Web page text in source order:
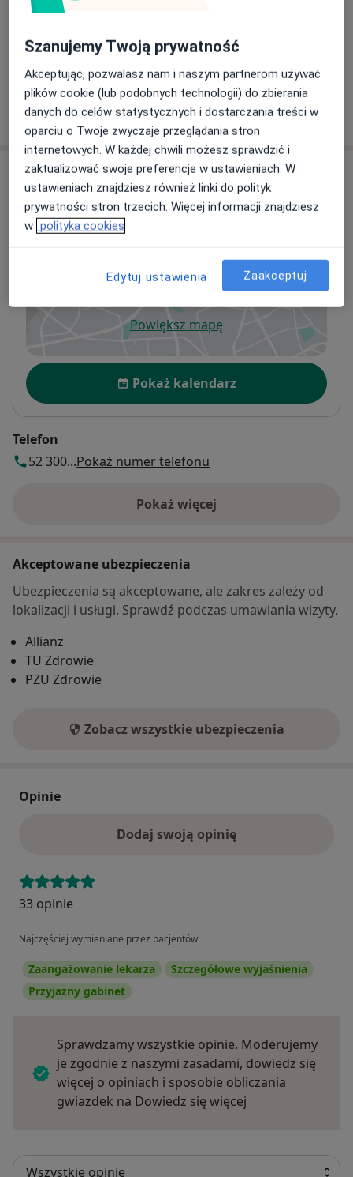
Od 450 zł Szczegóły
W jaki sposób ustalane są ceny?
Adresy (2)
Adres 1 Adres 2
Przychodnia Leśna Promedica
Powiększ mapęotwiera się w nowej karcie
Dostępność
Pokaż kalendarz
Telefon
52 300...Pokaż numer telefonu
Pokaż więcej
o adresie
Akceptowane ubezpieczenia
Ubezpieczenia są akceptowane, ale zakres zależy od
lokalizacji i usługi. Sprawdź podczas umawiania wizyty.
Allianz
TU Zdrowie
PZU Zdrowie
Zobacz wszystkie ubezpieczenia
Opinie
Dodaj swoją opinię
33 opinie
Najczęściej wymieniane przez pacjentów
Zaangażowanie lekarza
Szczegółowe wyjaśnienia
Przyjazny gabinet
Sprawdzamy wszystkie opinie. Moderujemy
je zgodnie z naszymi zasadami, dowiedz się
więcej o opiniach i sposobie obliczania
gwiazdek na Dowiedz się więcej
Szanujemy Twoją prywatność
Akceptując, pozwalasz nam i naszym partnerom używać
plików cookie (lub podobnych technologii) do zbierania
danych do celów statystycznych i dostarczania treści w
oparciu o Twoje zwyczaje przeglądania stron
internetowych. W każdej chwili możesz sprawdzić i
zaktualizować swoje preferencje w ustawieniach. W
ustawieniach znajdziesz również linki do polityk
prywatności stron trzecich. Więcej informacji znajdziesz
w polityka cookies
Edytuj ustawienia Zaakceptuj